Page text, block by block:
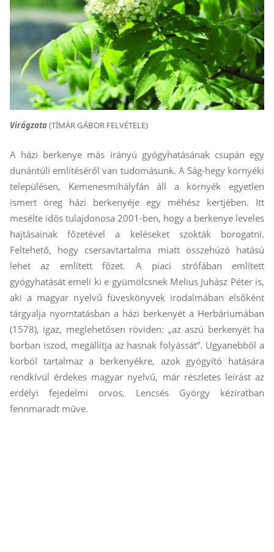
Virágzata(TÍMÁR GÁBOR FELVÉTELE)
A házi berkenye más irányú gyógyhatásának csupán egy
dunántúli említéséről van tudomásunk. A Ság-hegy környéki
településen, Kemenesmihályfán áll a környék egyetlen
ismert öreg házi berkenyéje egy méhész kertjében. Itt
mesélte idős tulajdonosa 2001-ben, hogy a berkenye leveles
hajtásainak főzetével a keléseket szokták borogatni.
Feltehető, hogy csersavtartalma miatt összehúzó hatású
lehet az említett főzet. A piaci strófában említett
gyógyhatását emeli ki e gyümölcsnek Melius Juhász Péter is,
aki a magyar nyelvű füveskönyvek irodalmában elsőként
tárgyalja nyomtatásban a házi berkenyét a Herbáriumában
(1578), igaz, meglehetősen röviden: „az aszú berkenyét ha
borban iszod, megállítja az hasnak folyássát”. Ugyanebből a
korból tartalmaz a berkenyékre, azok gyógyító hatására
rendkívül érdekes magyar nyelvű, már részletes leírást az
erdélyi fejedelmi orvos, Lencsés György kéziratban
fennmaradt műve.